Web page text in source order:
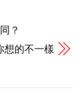
？
想的不一樣